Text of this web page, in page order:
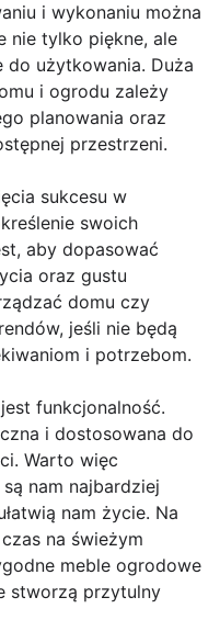
i wykonaniu można
nie tylko piękne, ale
użytkowania. Duża
i ogrodu zależy
planowania oraz
przestrzeni.
sukcesu w
swoich
aby dopasować
oraz gustu
domu czy
jeśli nie będą
i potrzebom.
funkcjonalność.
i dostosowana do
Warto więc
nam najbardziej
nam życie. Na
na świeżym
meble ogrodowe
stworzą przytulny